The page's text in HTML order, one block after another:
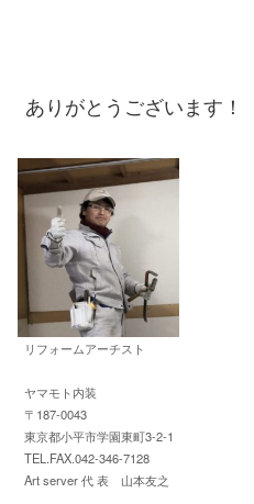
ありがとうございます！
リフォームアーチスト
ヤマモト内装
〒187-0043
東京都小平市学園東町3-2-1
TEL.FAX.042-346-7128
Art server 代 表 山本友之